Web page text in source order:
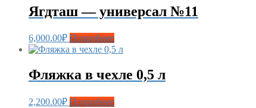
Ягдташ — универсал №11
6,000.00₽ Подробнее
Фляжка в чехле 0,5 л
2,200.00₽ Подробнее